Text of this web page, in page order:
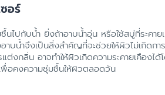
อร์
ไปกับน้ำ ยิ่งถ้าอาบน้ำอุ่น หรือใช้สบู่ที่ระคาย
บน้ำจึงเป็นสิ่งสำคัญที่จะช่วยให้ผิวไม่เกิดกา
ต่งกลิ่น อาจทำให้ผิวเกิดความระคายเคือง
พื่อคงความชุ่มชื้นให้ผิวตลอดวัน